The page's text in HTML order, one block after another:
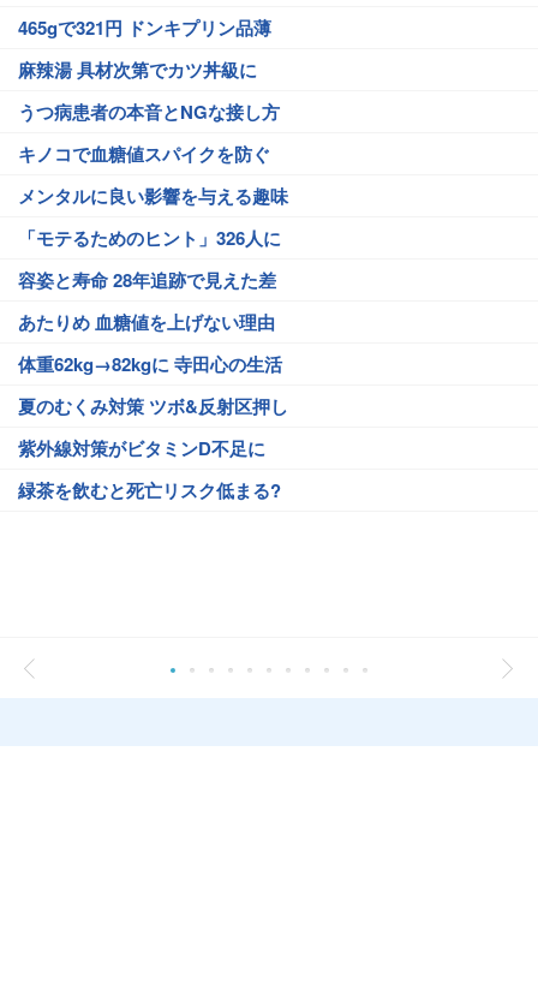
465gで321円 ドンキプリン品薄
麻辣湯 具材次第でカツ丼級に
うつ病患者の本音とNGな接し方
キノコで血糖値スパイクを防ぐ
メンタルに良い影響を与える趣味
「モテるためのヒント」326人に
容姿と寿命 28年追跡で見えた差
あたりめ 血糖値を上げない理由
体重62kg→82kgに 寺田心の生活
夏のむくみ対策 ツボ&反射区押し
紫外線対策がビタミンD不足に
緑茶を飲むと死亡リスク低まる?